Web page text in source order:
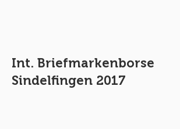
Int. Briefmarkenborse
Sindelfingen 2017